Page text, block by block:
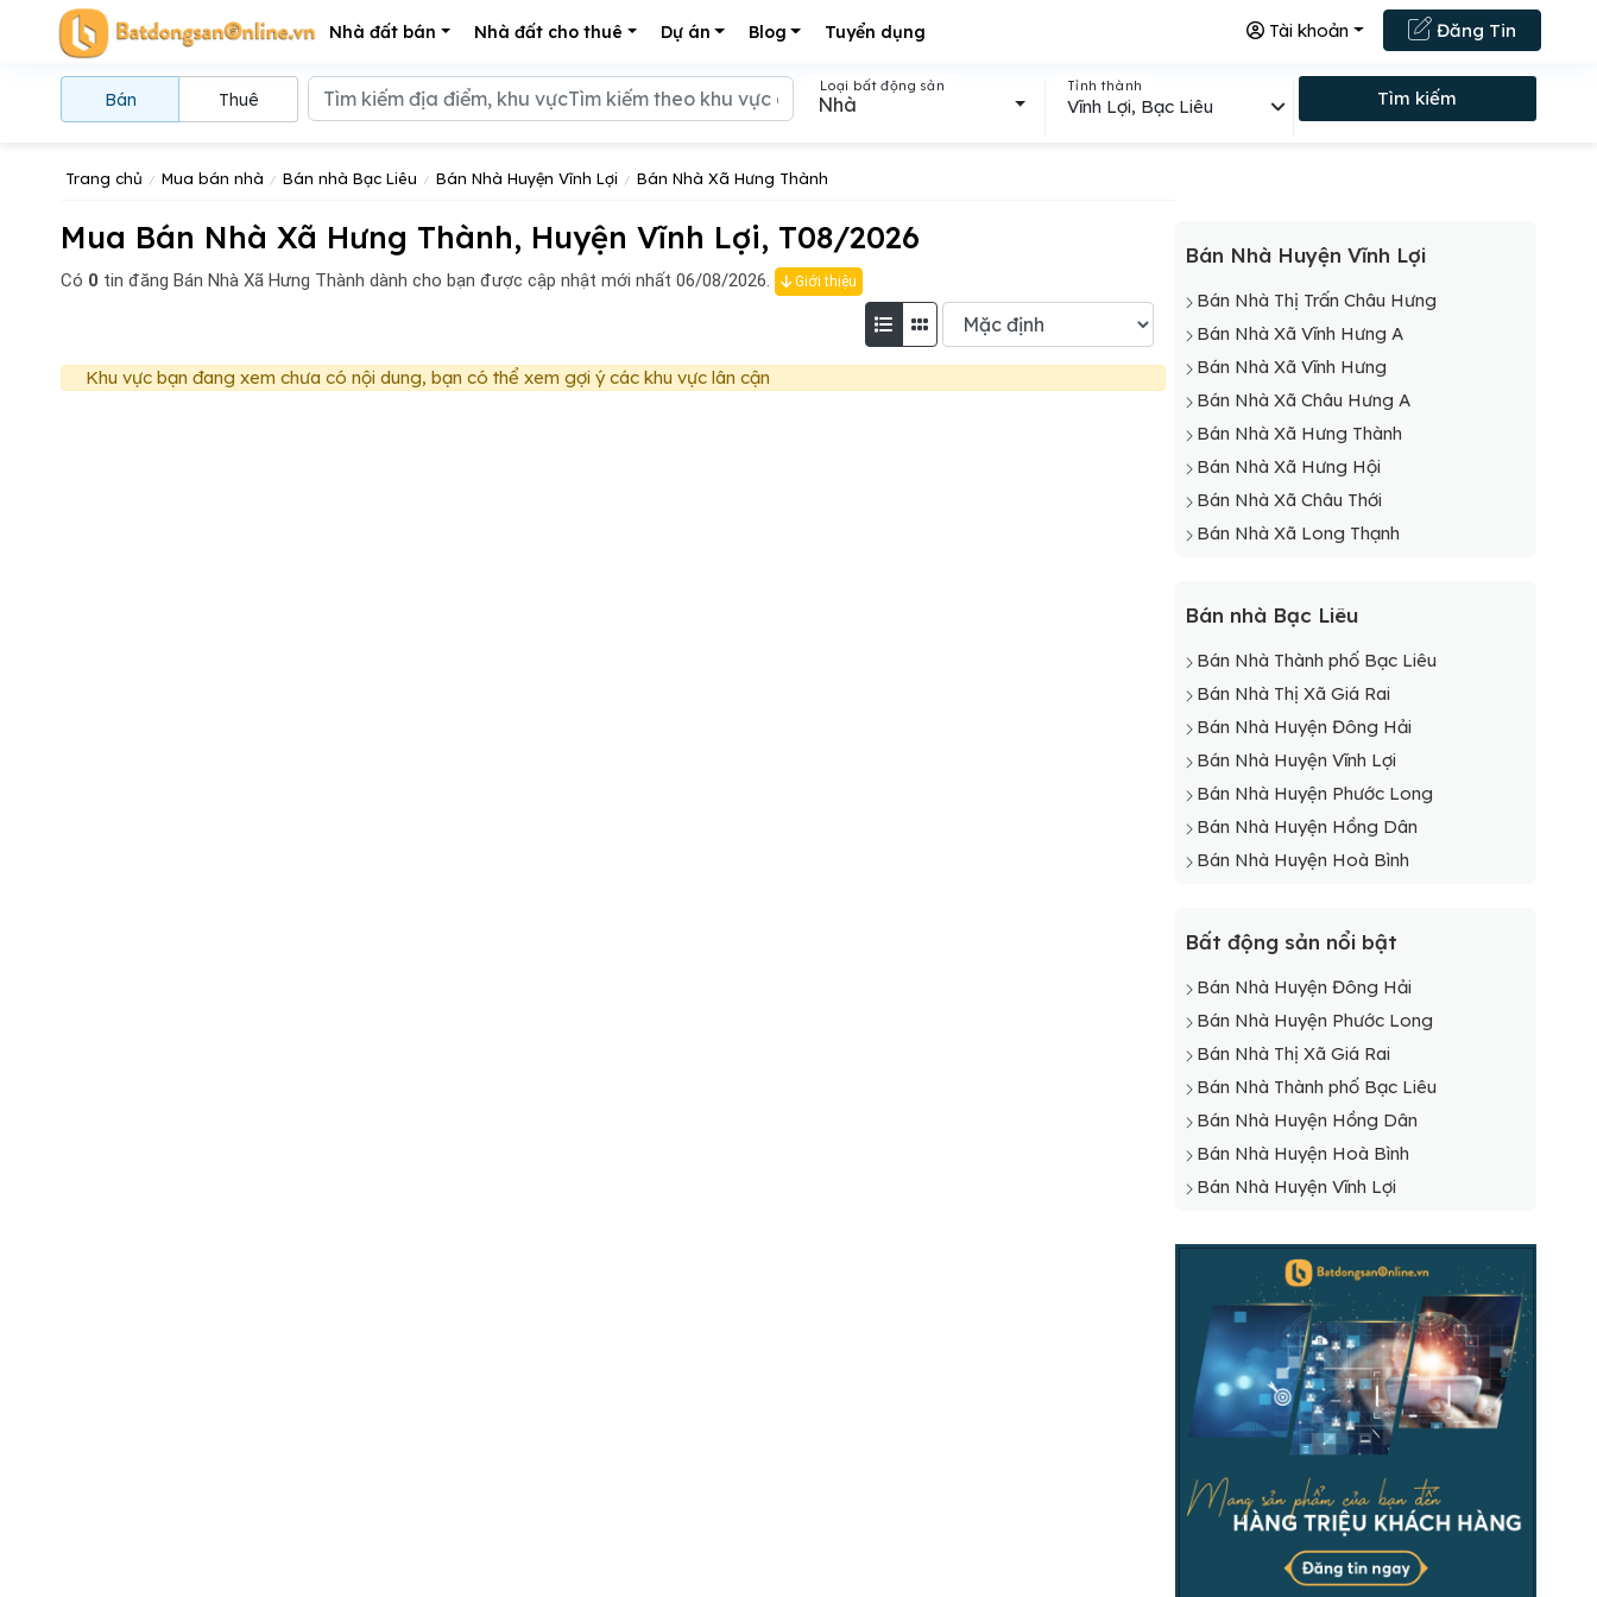
Nhà đất bán Nhà đất cho thuê Dự án Blog Tuyển dụng Đăng Tin
Tài khoản
Trang chủ Mua bán nhà Bán nhà Bạc Liêu Bán Nhà Huyện Vĩnh Lợi Bán Nhà Xã Hưng Thành
Mua Bán Nhà Xã Hưng Thành, Huyện Vĩnh Lợi, T08/2026
Có 0 tin đăng Bán Nhà Xã Hưng Thành dành cho bạn được cập nhật mới nhất 06/08/2026. Giới thiệu
Khu vực bạn đang xem chưa có nội dung, bạn có thể xem gợi ý các khu vực lân cận
Bán Nhà Huyện Vĩnh Lợi
Bán Nhà Thị Trấn Châu Hưng
Bán Nhà Xã Vĩnh Hưng A
Bán Nhà Xã Vĩnh Hưng
Bán Nhà Xã Châu Hưng A
Bán Nhà Xã Hưng Thành
Bán Nhà Xã Hưng Hội
Bán Nhà Xã Châu Thới
Bán Nhà Xã Long Thạnh
Bán nhà Bạc Liêu
Bán Nhà Thành phố Bạc Liêu
Bán Nhà Thị Xã Giá Rai
Bán Nhà Huyện Đông Hải
Bán Nhà Huyện Vĩnh Lợi
Bán Nhà Huyện Phước Long
Bán Nhà Huyện Hồng Dân
Bán Nhà Huyện Hoà Bình
Bất động sản nổi bật
Bán Nhà Huyện Đông Hải
Bán Nhà Huyện Phước Long
Bán Nhà Thị Xã Giá Rai
Bán Nhà Thành phố Bạc Liêu
Bán Nhà Huyện Hồng Dân
Bán Nhà Huyện Hoà Bình
Bán Nhà Huyện Vĩnh Lợi
Bán Thuê
Loại bất động sản
Nhà
Tỉnh thành
Vĩnh Lợi, Bạc Liêu Tìm kiếm